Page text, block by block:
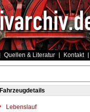
Quellen & Literatur Kontakt
Fahrzeugdetails
Lebenslauf